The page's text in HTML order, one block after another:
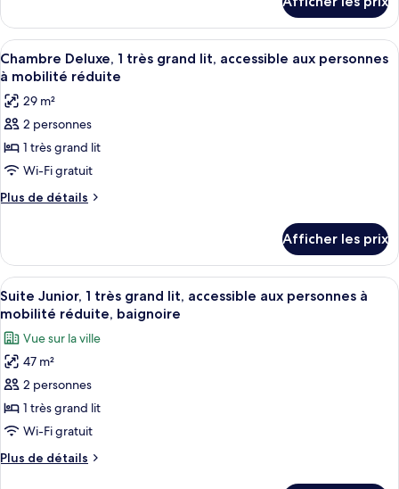
Deluxe,
très
grand
lit,
accessible
aux
personnes
mobilité
Chambre
Deluxe,
1
très
lit,
accessible
personnes
à
réduite,
Afficher
toutes
les
photos
pour
ce
type
de
Deluxe,
très
grand
lit,
accessible
aux
personnes
à
mobilité
réduite
Une chambre d’hôtel avec un
10
Chambre Deluxe, 1 très grand lit, accessible aux personnes
à mobilité réduite
29 m²
2 personnes
1 très grand lit
Wi-Fi gratuit
Plus de détails
Plus
Chambre
Deluxe,
1
très
lit,
accessible
aux
personnes
à
réduite
Afficher les prix
Afficher
toutes
les
photos
pour
ce
type
de
chambre :
Suite
Une chambre d’hôtel avec un
9
Suite Junior, 1 très grand lit, accessible aux personnes à
mobilité réduite, baignoire
Vue sur la ville
47 m²
2 personnes
1 très grand lit
Wi-Fi gratuit
Plus de détails
Plus